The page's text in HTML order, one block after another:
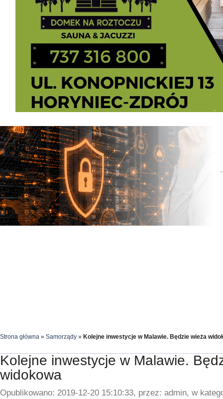
Strona główna » Samorządy » Kolejne inwestycje w Malawie. Będzie wieża
Kolejne inwestycje w Malawie.
widokowa
Opublikowano: 2019-12-20 15:10:33, przez: admin, w